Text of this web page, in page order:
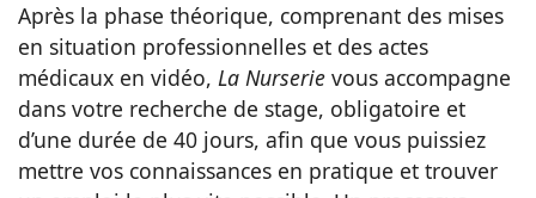
Après la phase théorique, comprenant des mises
en situation professionnelles et des actes
médicaux en vidéo, La Nurserie vous accompagne
dans votre recherche de stage, obligatoire et
d’une durée de 40 jours, afin que vous puissiez
mettre vos connaissances en pratique et trouver